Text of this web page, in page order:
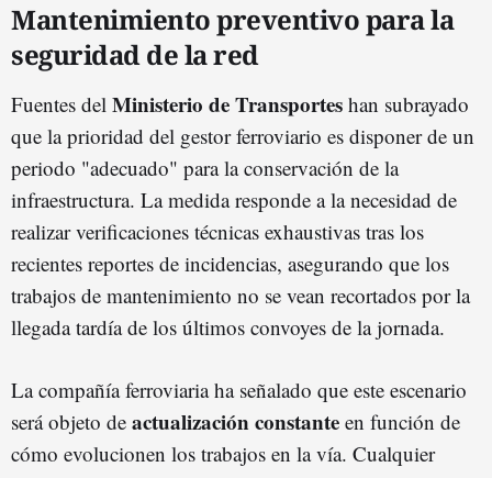
Mantenimiento preventivo para la
seguridad de la red
Fuentes del Ministerio de Transportes han subrayado
que la prioridad del gestor ferroviario es disponer de un
periodo "adecuado" para la conservación de la
infraestructura. La medida responde a la necesidad de
realizar verificaciones técnicas exhaustivas tras los
recientes reportes de incidencias, asegurando que los
trabajos de mantenimiento no se vean recortados por la
llegada tardía de los últimos convoyes de la jornada.
La compañía ferroviaria ha señalado que este escenario
será objeto de actualización constante en función de
cómo evolucionen los trabajos en la vía. Cualquier